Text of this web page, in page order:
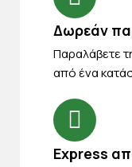
Δωρεάν
Παραλάβετε
από ένα
Express